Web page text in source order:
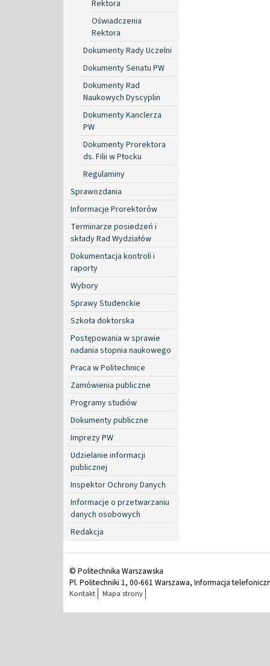
Rektora
Oświadczenia
Rektora
Dokumenty Rady Uczelni
Dokumenty Senatu PW
Dokumenty Rad
Naukowych Dyscyplin
Dokumenty Kanclerza
PW
Dokumenty Prorektora
ds. Filii w Płocku
Regulaminy
Sprawozdania
Informacje Prorektorów
Terminarze posiedzeń i
składy Rad Wydziałów
Dokumentacja kontroli i
raporty
Wybory
Sprawy Studenckie
Szkoła doktorska
Postępowania w sprawie
nadania stopnia naukowego
Praca w Politechnice
Zamówienia publiczne
Programy studiów
Dokumenty publiczne
Imprezy PW
Udzielanie informacji
publicznej
Inspektor Ochrony Danych
Informacje o przetwarzaniu
danych osobowych
Redakcja
© Politechnika Warszawska
Pl. Politechniki 1, 00-661 Warszawa, Informacja
Kontakt Mapa strony